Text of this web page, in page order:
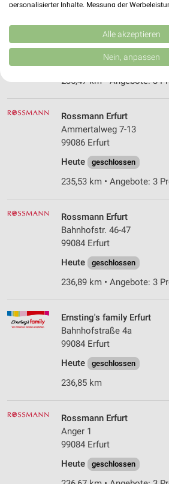
Mainzer Str. 38/39
99089 Erfurt
geschlossen
235,47 km • Angebote: 3
Rossmann Erfurt
Ammertalweg 7-13
99086 Erfurt
Heute
geschlossen
235,53 km • Angebote: 3
Rossmann Erfurt
Bahnhofstr. 46-47
99084 Erfurt
Heute
geschlossen
236,89 km • Angebote: 3
Ernsting's family Erfurt
Bahnhofstraße 4a
99084 Erfurt
Heute
geschlossen
236,85 km
Rossmann Erfurt
Anger 1
99084 Erfurt
Heute
geschlossen
personalisierter Inhalte. Messung der
Kombinationen von Daten aus verschiedenen
Verbesserung der Angebote. Verwendung
von Inhalten.
Daten können außerhalb der Europäischen
USA gesendet werden.
Website/App.
Wir nutzen Ihre Daten für folgende Zwecke:
IAB-Verarbeitungszwecke:
auf einem Endgerät
Verwendung reduzierter Daten zur
Erstellung von Profilen für
personalisierter Werbung
Erstellung von Profilen zur
Verwendung von Profilen zur Auswahl
personalisierter Inhalte
Messung der Werbeleistung
Messung der Performance von Inhalten
Kombinationen von Daten aus
Alle akzeptieren
Nein, anpassen